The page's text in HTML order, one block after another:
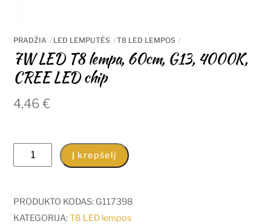
PRADŽIA LED LEMPUTĖS T8 LED LEMPOS
7W LED T8 lempa, 60cm, G13, 4000K,
CREE LED chip
4,46€
produkto
kiekis:
LED
T8
Į krepšelį
PRODUKTO KODAS: G117398
KATEGORIJA:T8 LED lempos